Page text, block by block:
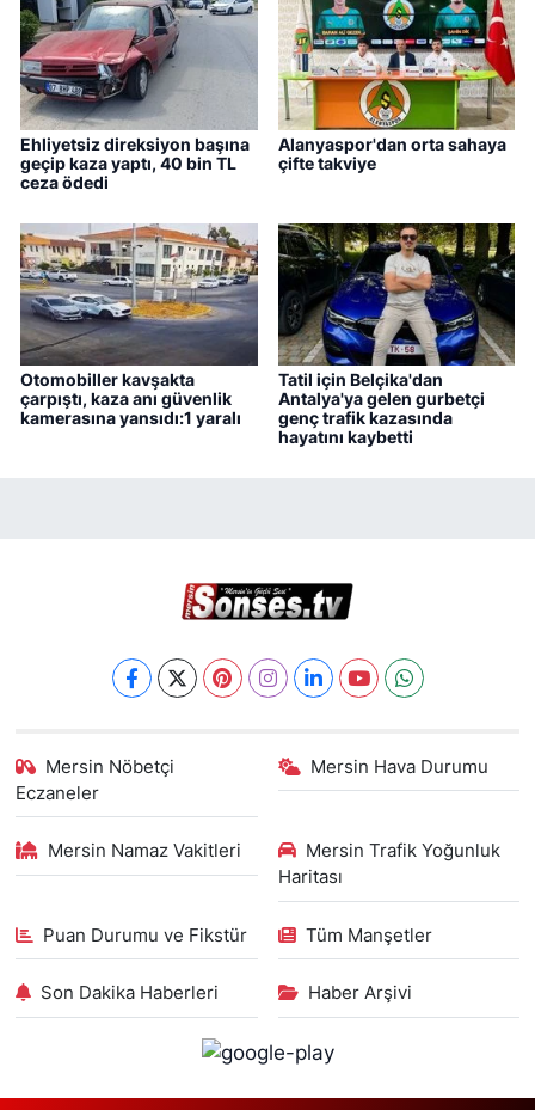
Ehliyetsiz direksiyon başına
geçip kaza yaptı, 40 bin TL
ceza ödedi
Alanyaspor'dan orta sahaya
çifte takviye
Otomobiller kavşakta
çarpıştı, kaza anı güvenlik
kamerasına yansıdı:1 yaralı
Tatil için Belçika'dan
Antalya'ya gelen gurbetçi
genç trafik kazasında
hayatını kaybetti
Mersin Nöbetçi
Eczaneler
Mersin Hava Durumu
Mersin Namaz Vakitleri
Mersin Trafik Yoğunluk
Haritası
Puan Durumu ve Fikstür Tüm Manşetler
Son Dakika Haberleri Haber Arşivi